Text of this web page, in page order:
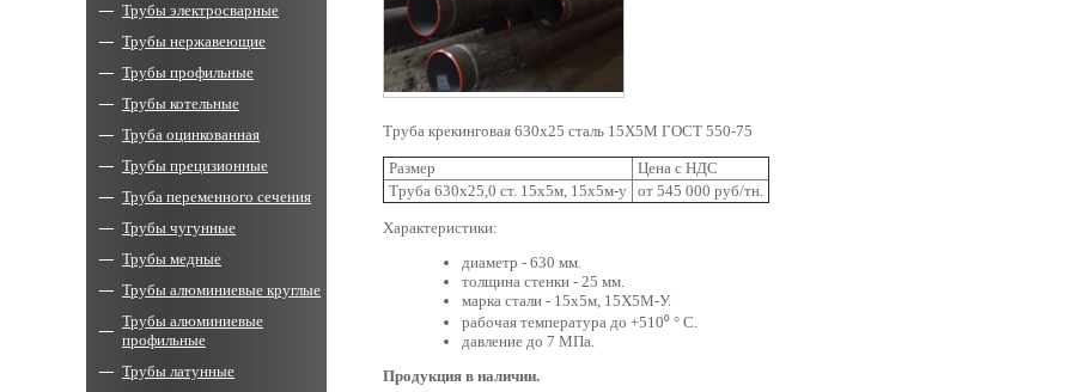
Труба крекинговая 630х25 сталь 15Х5М ГОСТ 550-75
Размер
Цена с НДС
Труба 630х25,0 ст. 15х5м, 15х5м-у от 545 000 руб/тн.
Характеристики:
диаметр - 630 мм.
толщина стенки - 25 мм.
марка стали - 15х5м, 15Х5М-У.
рабочая температура до +510⁰ ° C.
давление до 7 МПа.
Продукция в наличии.
Трубы электросварные
Трубы нержавеющие
Трубы профильные
Трубы котельные
Труба оцинкованная
Трубы прецизионные
Труба переменного сечения
Трубы чугунные
Трубы медные
Трубы алюминиевые круглые
Трубы алюминиевые
профильные
Трубы латунные